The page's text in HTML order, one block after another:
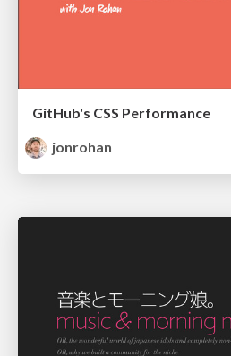
GitHub's CSS Performance
jonrohan